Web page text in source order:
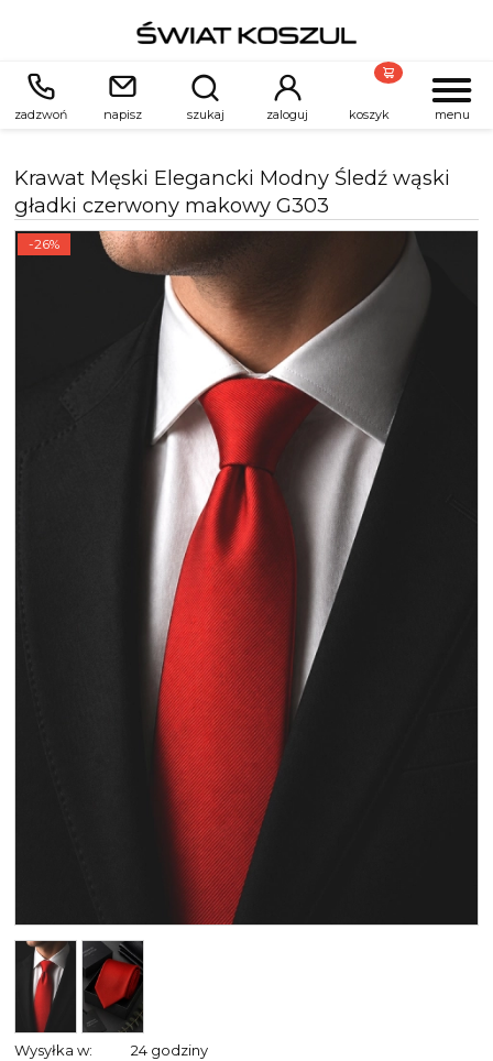
menu
zadzwoń napisz szukaj zaloguj koszyk
Krawat Męski Elegancki Modny Śledź wąski
gładki czerwony makowy G303
-26%
Wysyłka w:
24 godziny